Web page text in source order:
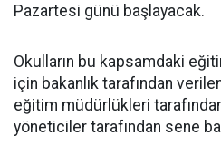
Pazartesi günü başlayacak.
Okulların bu kapsamdaki
için bakanlık tarafından
eğitim müdürlükleri
yöneticiler tarafından sene